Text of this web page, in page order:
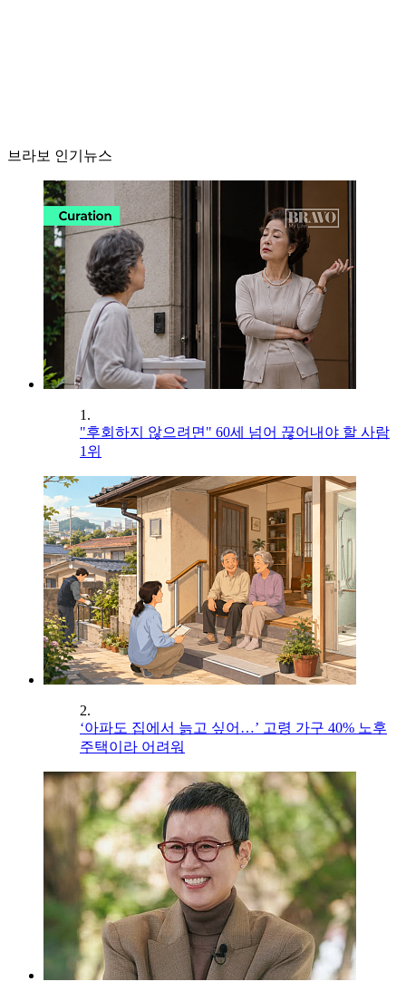
브라보 인기뉴스
1.
"후회하지 않으려면" 60세 넘어 끊어내야 할 사람
1위
2.
‘아파도 집에서 늙고 싶어…’ 고령 가구 40% 노후
주택이라 어려워